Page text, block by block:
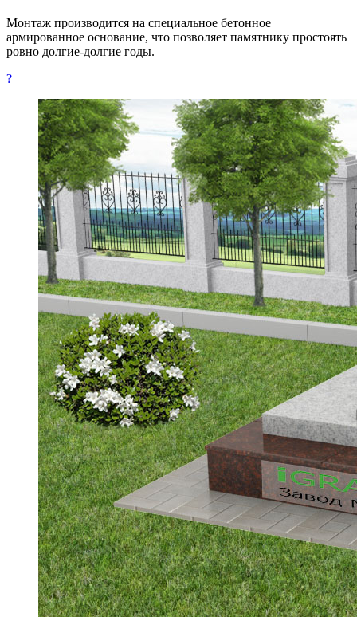
Монтаж производится на специальное бетонное
армированное основание, что позволяет памятнику простоять
ровно долгие-долгие годы.
?